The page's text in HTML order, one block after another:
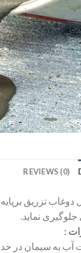
REVIEWS (0)
دوغاب تزریق
نماید.
:
در حدود ۱۲ درصد الی ۳۰